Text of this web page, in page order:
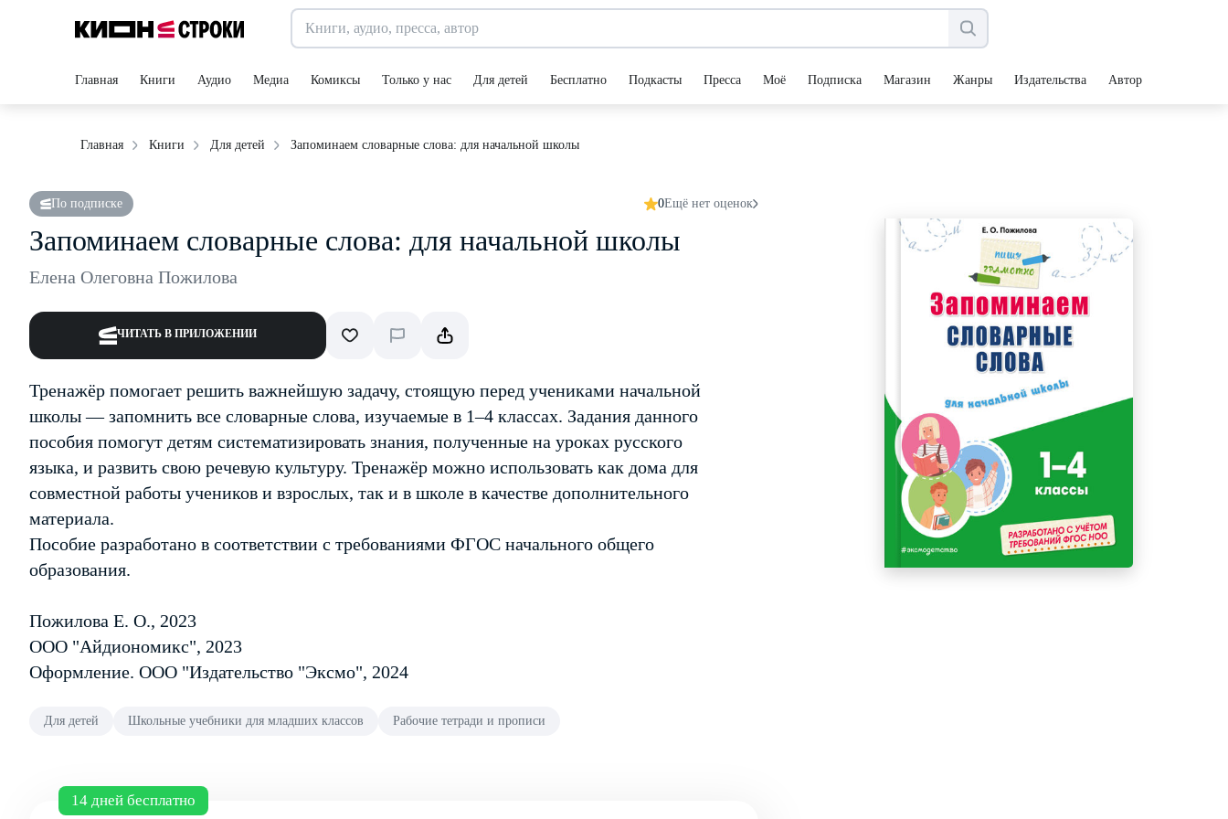
Главная Книги Аудио Медиа Комиксы Только у нас Для детей Бесплатно Подкасты Пресса Моё Подписка Магазин Жанры Издательства Авторы
Главная Книги Для детей Запоминаем словарные слова: для начальной школы
По подписке 0Ещё нет оценок
Запоминаем словарные слова: для начальной школы
Елена Олеговна Пожилова
ЧИТАТЬ В ПРИЛОЖЕНИИ
Тренажёр помогает решить важнейшую задачу, стоящую перед учениками начальной
школы — запомнить все словарные слова, изучаемые в 1–4 классах. Задания данного
пособия помогут детям систематизировать знания, полученные на уроках русского
языка, и развить свою речевую культуру. Тренажёр можно использовать как дома для
совместной работы учеников и взрослых, так и в школе в качестве дополнительного
материала.
Пособие разработано в соответствии с требованиями ФГОС начального общего
образования.
Пожилова Е. О., 2023
ООО "Айдиономикс", 2023
Оформление. ООО "Издательство "Эксмо", 2024
Для детей Школьные учебники для младших классов Рабочие тетради и прописи
14 дней бесплатно